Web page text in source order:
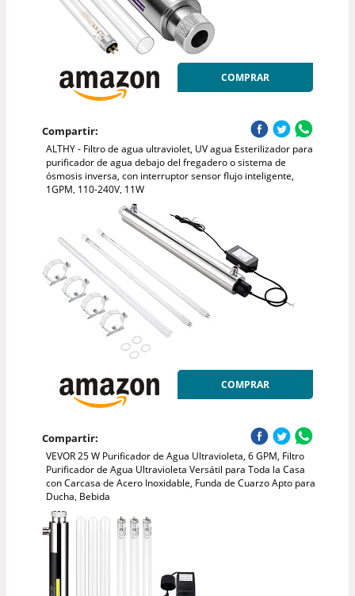
COMPRAR
Compartir:
ALTHY - Filtro de agua ultraviolet, UV agua Esterilizador para
purificador de agua debajo del fregadero o sistema de
ósmosis inversa, con interruptor sensor flujo inteligente,
1GPM, 110-240V, 11W
COMPRAR
Compartir:
VEVOR 25 W Purificador de Agua Ultravioleta, 6 GPM, Filtro
Purificador de Agua Ultravioleta Versátil para Toda la Casa
con Carcasa de Acero Inoxidable, Funda de Cuarzo Apto para
Ducha, Bebida